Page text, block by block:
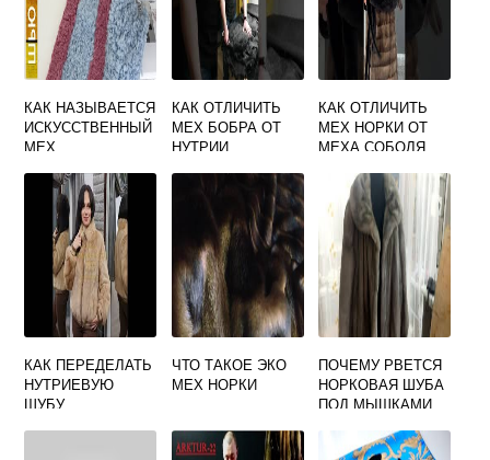
КАК НАЗЫВАЕТСЯ
ИСКУССТВЕННЫЙ
МЕХ
КАК ОТЛИЧИТЬ
МЕХ БОБРА ОТ
НУТРИИ
КАК ОТЛИЧИТЬ
МЕХ НОРКИ ОТ
МЕХА СОБОЛЯ
КАК ПЕРЕДЕЛАТЬ
НУТРИЕВУЮ
ШУБУ
ЧТО ТАКОЕ ЭКО
МЕХ НОРКИ
ПОЧЕМУ РВЕТСЯ
НОРКОВАЯ ШУБА
ПОД МЫШКАМИ